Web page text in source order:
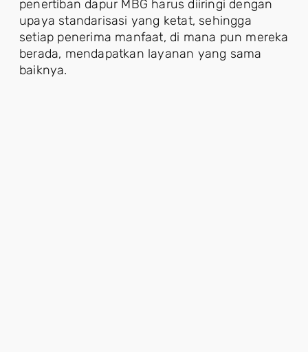
penertiban dapur MBG harus diiringi dengan
upaya standarisasi yang ketat, sehingga
setiap penerima manfaat, di mana pun mereka
berada, mendapatkan layanan yang sama
baiknya.